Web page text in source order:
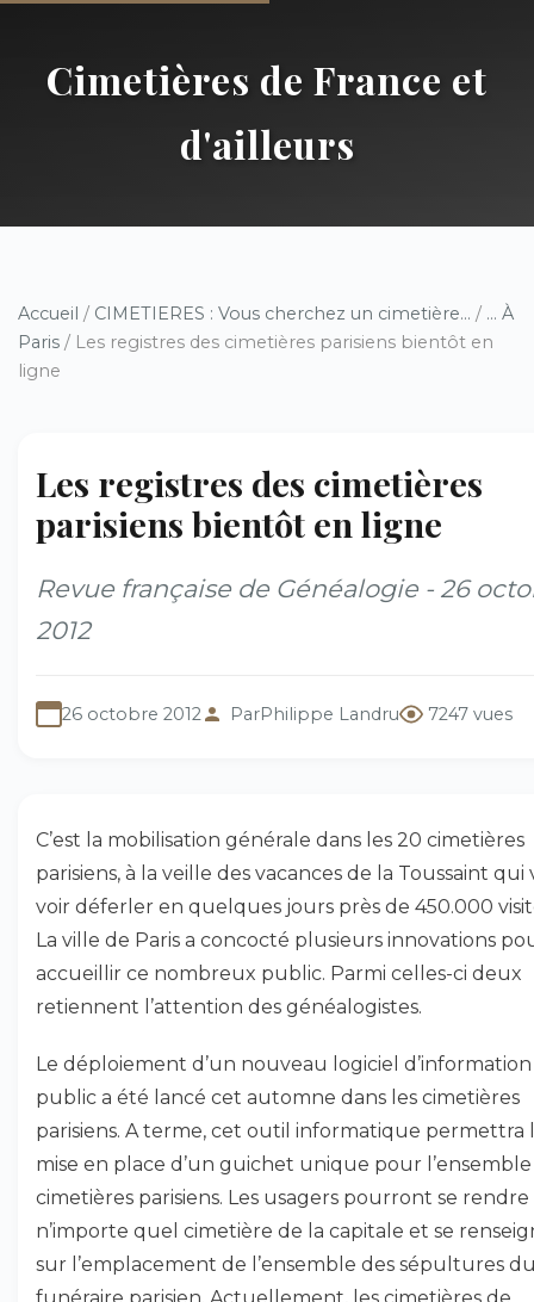
Cimetières de France et
d'ailleurs
Accueil / CIMETIERES : Vous cherchez un cimetière... / ... À
Paris / Les registres des cimetières parisiens bientôt en
ligne
Les registres des cimetières
parisiens bientôt en ligne
Revue française de Généalogie - 26
2012
26 octobre 2012 ParPhilippe Landru 7247 vues
C’est la mobilisation générale dans les 20 cimetières
parisiens, à la veille des vacances de la Toussaint qui
voir déferler en quelques jours près de 450.000
La ville de Paris a concocté plusieurs innovations
accueillir ce nombreux public. Parmi celles-ci deux
retiennent l’attention des généalogistes.
Le déploiement d’un nouveau logiciel
public a été lancé cet automne dans les cimetières
parisiens. A terme, cet outil informatique permettra
mise en place d’un guichet unique pour l’ensemble
cimetières parisiens. Les usagers pourront se rendre
n’importe quel cimetière de la capitale et se
sur l’emplacement de l’ensemble des sépultures